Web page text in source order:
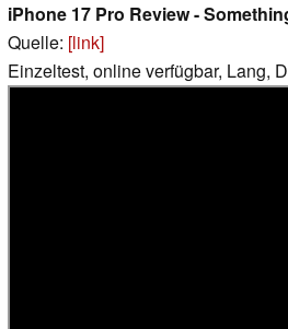
iPhone 17 Pro Review -
Quelle: [link]
Einzeltest, online verfügbar, Lang,